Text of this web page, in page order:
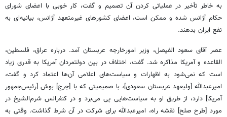
به ‌خاطر تأخیر در عملیاتی ‌کردن آن تصمیم و گفت، کار خوبی با اعضای شورای
حکام آژانس شده و ممکن است، اعضای کشورهای غیرمتعهد آژانس، بیانیه‌ای به
نفع ایران بدهند.
عصر آقای سعود الفیصل، وزیر امورخارجه عربستان آمد. درباره عراق، فلسطین،
القاعده و آمریکا مذاکره شد. گفت، اختلاف در بین دولتمردان آمریکا به قدری زیاد
است‌ که نمی‌شود به اظهارات و سیاست‌های اعلامی آن‌ها اعتماد کرد و گفت،
امیرعبدالله [ولیعهد عربستان سعودی]، با صمیمیتی‌ که با [جرج] بوش [رئیس‌جمهور
آمریکا] دارد، از طریق او به سیاست‌هایی پی می‌برد و در کنفرانس شرم‌الشیخ در
مورد [طرح صلح] نقشه راه، امیرعبدالله برای شرکت در آن شرط گذاشت. وقتی به